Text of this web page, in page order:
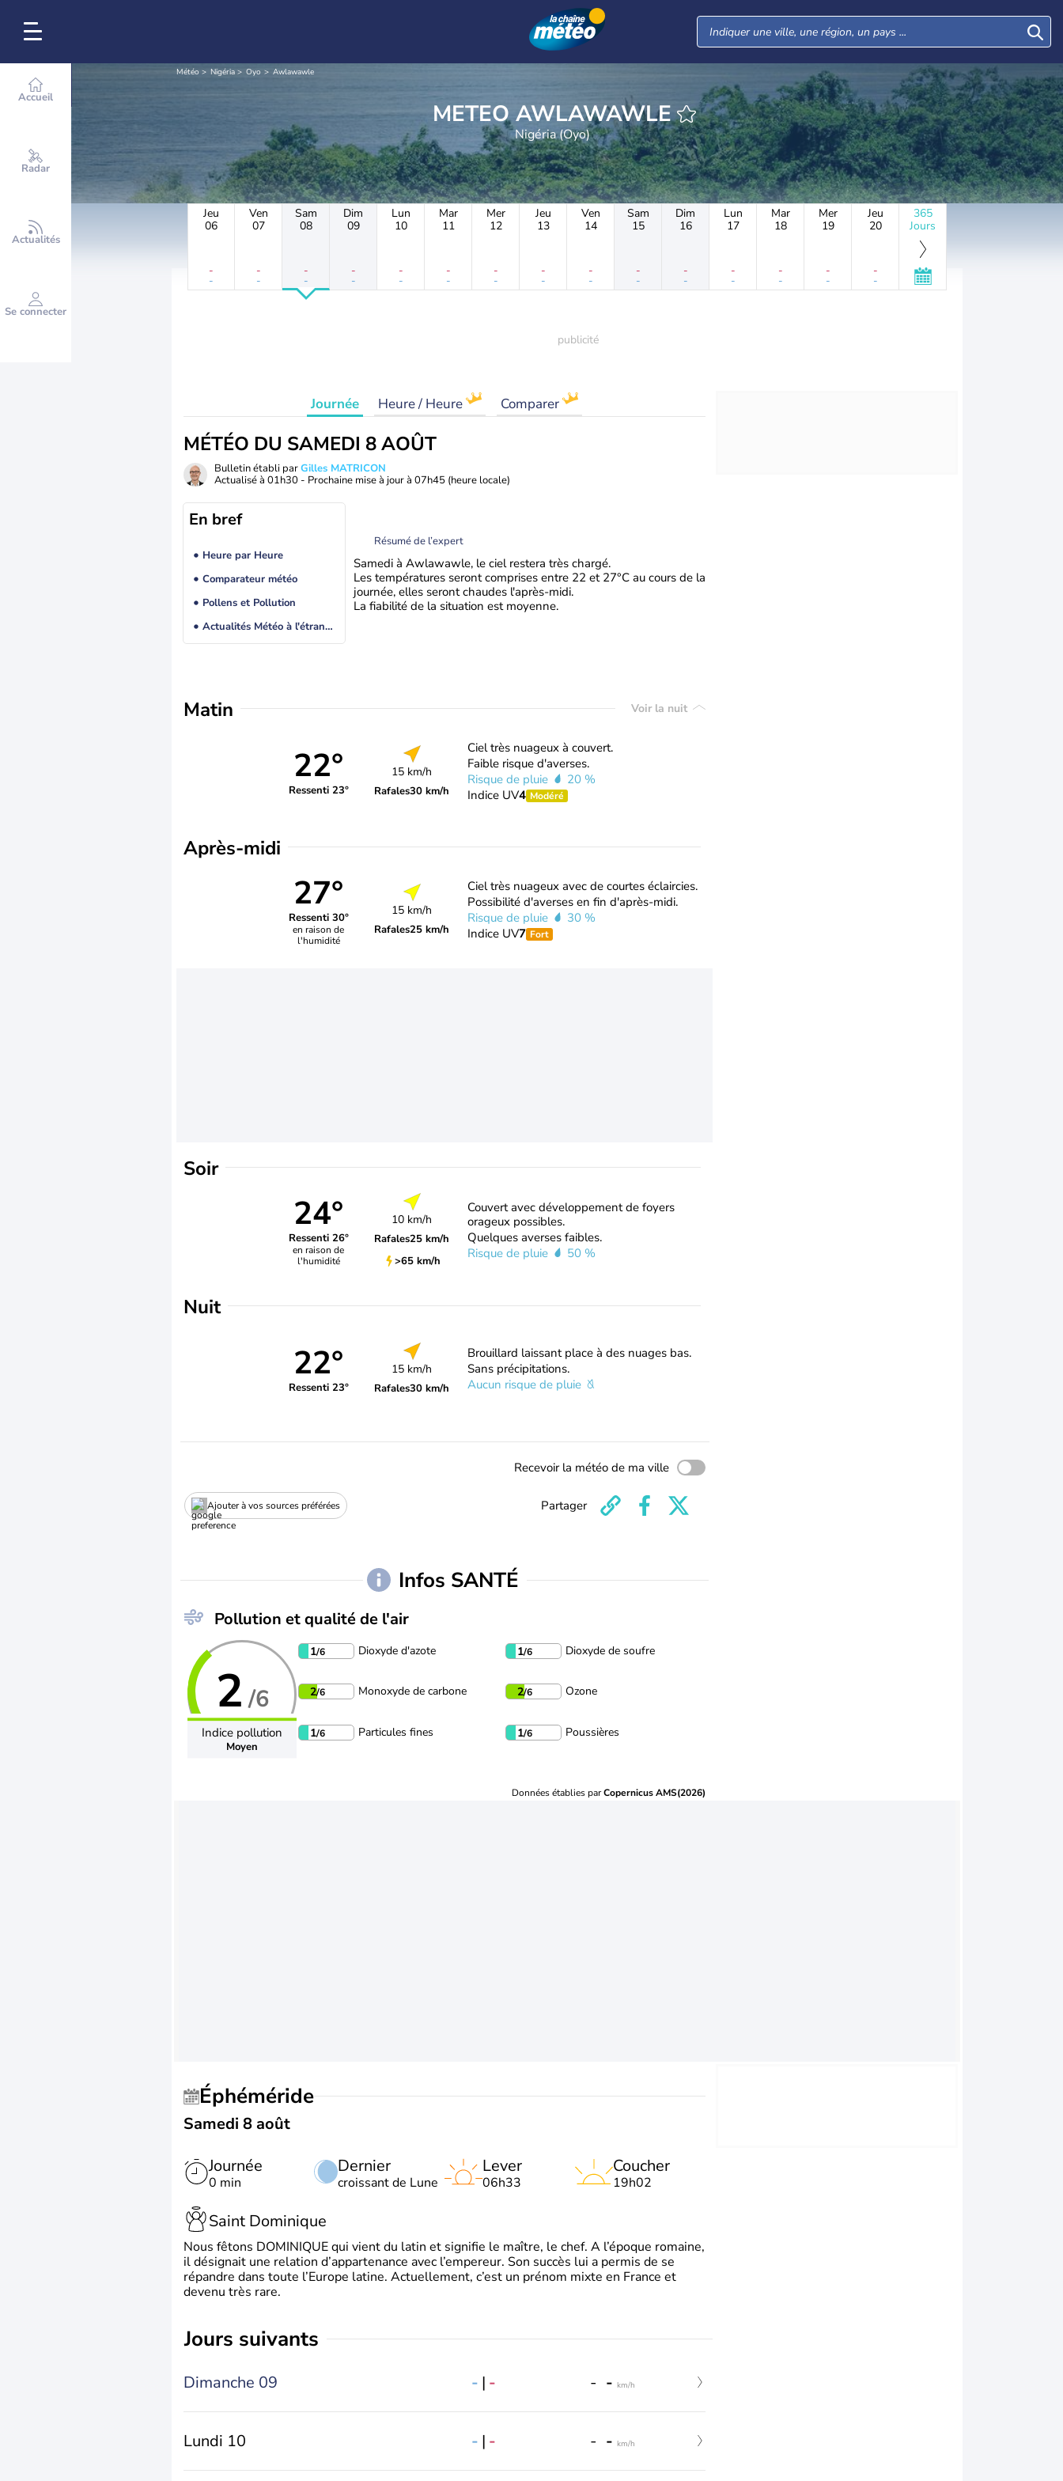
Accueil
Radar
Actualités
Se connecter
Météo Nigéria Oyo Awlawawle
METEO AWLAWAWLE
Nigéria (Oyo)
Jeu
06
-
-
Ven
07
-
-
Sam
08
-
-
Dim
09
-
-
Lun
10
-
-
Mar
11
-
-
Mer
12
-
-
Jeu
13
-
-
Ven
14
-
-
Sam
15
-
-
Dim
16
-
-
Lun
17
-
-
Mar
18
-
-
Mer
19
-
-
Jeu
20
-
-
365
Jours
Journée Heure / Heure Comparer
MÉTÉO DU SAMEDI 8 AOÛT
Bulletin établi parGilles MATRICON
Actualisé à 01h30 - Prochaine mise à jour à 07h45 (heure locale)
En bref
Heure par Heure
Comparateur météo
Pollens et Pollution
Actualités Météo à l'étranger
Résumé de l’expert
Samedi à Awlawawle, le ciel restera très chargé.
Les températures seront comprises entre 22 et 27°C au cours de la
journée, elles seront chaudes l'après-midi.
La fiabilité de la situation est moyenne.
Matin Voir la nuit
22°
Ressenti 23°
15 km/h
Rafales30 km/h
Ciel très nuageux à couvert.
Faible risque d'averses.
Risque de pluie
20 %
Indice UV4 Modéré
Après-midi
27°
Ressenti 30°
en raison de
l'humidité
15 km/h
Rafales25 km/h
Ciel très nuageux avec de courtes éclaircies.
Possibilité d'averses en fin d'après-midi.
Risque de pluie
30 %
Indice UV7 Fort
Soir
24°
Ressenti 26°
en raison de
l'humidité
10 km/h
Rafales25 km/h
>65 km/h
Couvert avec développement de foyers
orageux possibles.
Quelques averses faibles.
Risque de pluie
50 %
Nuit
22°
Ressenti 23°
15 km/h
Rafales30 km/h
Brouillard laissant place à des nuages bas.
Sans précipitations.
Aucun risque de pluie
Recevoir la météo de ma ville
Ajouter à vos sources préférées Partager
Infos SANTÉ
Pollution et qualité de l'air
2 /6
Indice pollution
Moyen
1/6 Dioxyde d'azote 1/6 Dioxyde de soufre
2/6 Monoxyde de carbone 2/6 Ozone
1/6 Particules fines 1/6 Poussières
Données établies parCopernicus AMS(2026)
Éphéméride
Samedi 8 août
Journée
0 min
Dernier
croissant de Lune
Lever
06h33
Coucher
19h02
Saint Dominique
Nous fêtons DOMINIQUE qui vient du latin et signifie le maître, le chef. A l’époque romaine,
il désignait une relation d’appartenance avec l’empereur. Son succès lui a permis de se
répandre dans toute l’Europe latine. Actuellement, c’est un prénom mixte en France et
devenu très rare.
jours suivants
Dimanche 09 - | - - - km/h
Lundi 10 - | - - - km/h